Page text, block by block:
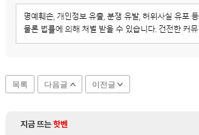
목록 다음글 이전글
지금 뜨는핫벤